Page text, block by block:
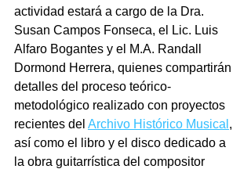
actividad estará a cargo de la Dra.
Susan Campos Fonseca, el Lic. Luis
Alfaro Bogantes y el M.A. Randall
Dormond Herrera, quienes compartirán
detalles del proceso teórico-
metodológico realizado con proyectos
recientes del Archivo Histórico Musical ,
así como el libro y el disco dedicado a
la obra guitarrística del compositor